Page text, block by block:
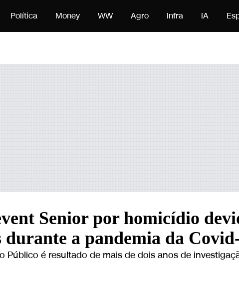
Política Money WW Agro Infra IA
Senior por homicídio
a pandemia da
é resultado de mais de dois anos de